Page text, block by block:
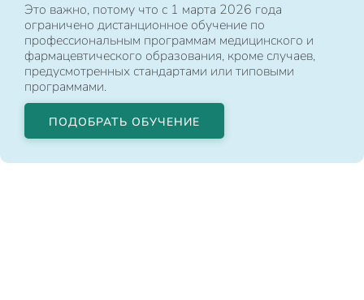
Это важно, потому что с 1 марта 2026 года
ограничено дистанционное обучение по
профессиональным программам медицинского и
фармацевтического образования, кроме случаев,
предусмотренных стандартами или типовыми
программами.
ПОДОБРАТЬ ОБУЧЕНИЕ